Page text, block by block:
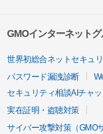
GMOインターネット
世界初総合ネットセキュ
パスワード漏洩診断
セキュリティ相談AIチャッ
実在証明・盗聴対策
サイバー攻撃対策（GMO